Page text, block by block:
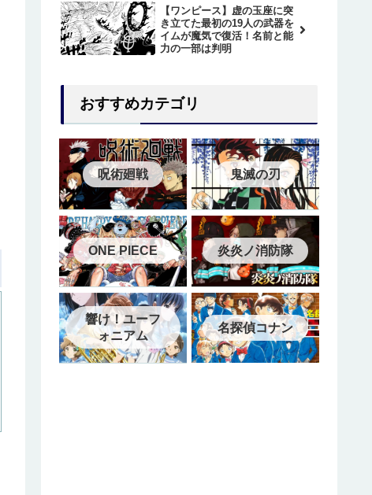
【ワンピース】虚の玉座に突
き立てた最初の19人の武器を
イムが魔気で復活！名前と能
力の一部は判明
おすすめカテゴリ
呪術廻戦 鬼滅の刃
ONE PIECE 炎炎ノ消防隊
響け！ユーフ
ォニアム
名探偵コナン